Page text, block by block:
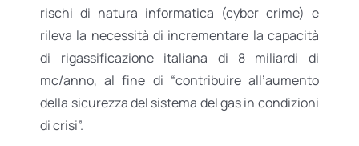
rischi di natura informatica (cyber crime) e
rileva la necessità di incrementare la capacità
di rigassificazione italiana di 8 miliardi di
mc/anno, al fine di “contribuire all’aumento
della sicurezza del sistema del gas in condizioni
di crisi”.